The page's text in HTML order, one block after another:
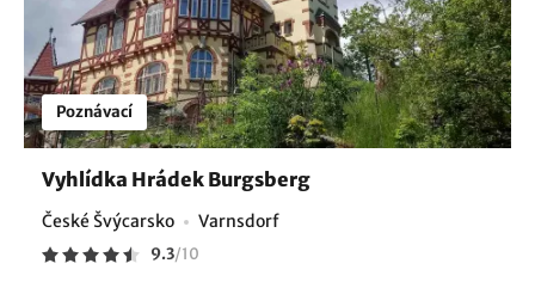
Poznávací
Vyhlídka Hrádek Burgsberg
České Švýcarsko Varnsdorf
9.3/10